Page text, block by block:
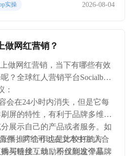
实操 2026-08-04
做网红营销？
做网红营销，当下有哪些有效
？全球红人营销平台Socialboo
：
会在24小时内消失，但是它每
屏的特性，有利于品牌多维度
展示自己的产品或者服务。如
作，网红可以在文本中加入合
买链接，鼓励粉丝到这个品牌
播推广合作也是比较好的方
与粉丝互动，不仅能发弹幕还